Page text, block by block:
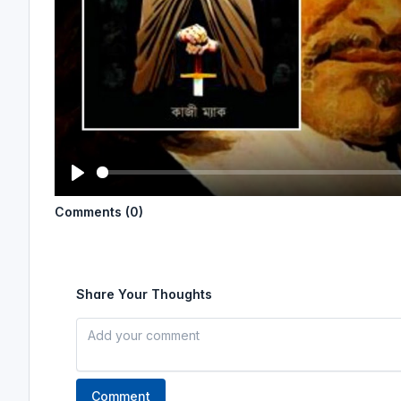
l
Comments (0)
Share Your Thoughts
Comment